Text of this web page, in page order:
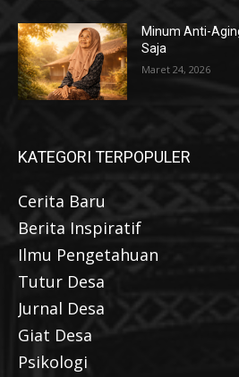
Minum Anti-
Saja
Maret 24, 2026
KATEGORI TERPOPULER
Cerita Baru
Berita Inspiratif
Ilmu Pengetahuan
Tutur Desa
Jurnal Desa
Giat Desa
Psikologi